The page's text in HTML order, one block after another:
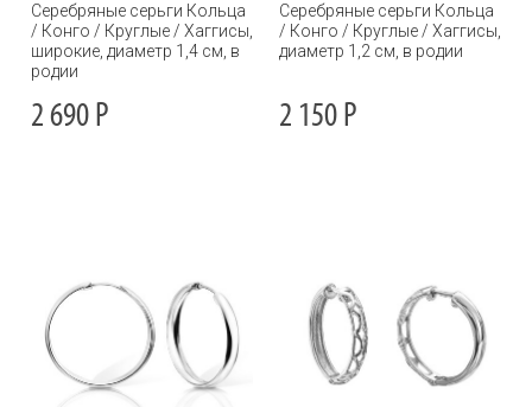
Серебряные серьги Кольца
/ Конго / Круглые / Хаггисы,
широкие, диаметр 1,4 см, в
родии
2 690 Р
Серебряные серьги Кольца
/ Конго / Круглые / Хаггисы,
диаметр 1,2 см, в родии
2 150 Р